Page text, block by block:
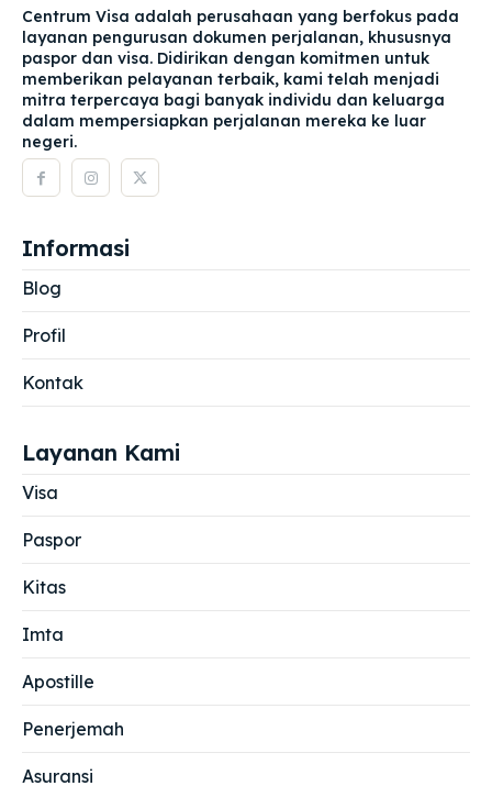
Centrum Visa adalah perusahaan yang berfokus pada
layanan pengurusan dokumen perjalanan, khususnya
paspor dan visa. Didirikan dengan komitmen untuk
memberikan pelayanan terbaik, kami telah menjadi
mitra terpercaya bagi banyak individu dan keluarga
dalam mempersiapkan perjalanan mereka ke luar
negeri.
Informasi
Blog
Profil
Kontak
Layanan Kami
Visa
Paspor
Kitas
Imta
Apostille
Penerjemah
Asuransi